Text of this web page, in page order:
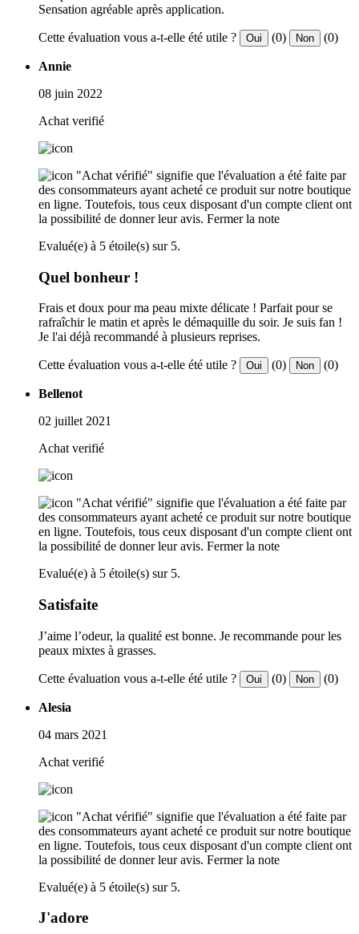
Sensation agréable après application.
Cette évaluation vous a-t-elle été utile ? Oui (0) Non (0)
Annie
08 juin 2022
Achat verifié
"Achat vérifié" signifie que l'évaluation a été faite par
des consommateurs ayant acheté ce produit sur notre boutique
en ligne. Toutefois, tous ceux disposant d'un compte client ont
la possibilité de donner leur avis. Fermer la note
Evalué(e) à 5 étoile(s) sur 5.
Quel bonheur !
Frais et doux pour ma peau mixte délicate ! Parfait pour se
rafraîchir le matin et après le démaquille du soir. Je suis fan !
Je l'ai déjà recommandé à plusieurs reprises.
Cette évaluation vous a-t-elle été utile ? Oui (0) Non (0)
Bellenot
02 juillet 2021
Achat verifié
"Achat vérifié" signifie que l'évaluation a été faite par
des consommateurs ayant acheté ce produit sur notre boutique
en ligne. Toutefois, tous ceux disposant d'un compte client ont
la possibilité de donner leur avis. Fermer la note
Evalué(e) à 5 étoile(s) sur 5.
Satisfaite
J’aime l’odeur, la qualité est bonne. Je recommande pour les
peaux mixtes à grasses.
Cette évaluation vous a-t-elle été utile ? Oui (0) Non (0)
Alesia
04 mars 2021
Achat verifié
"Achat vérifié" signifie que l'évaluation a été faite par
des consommateurs ayant acheté ce produit sur notre boutique
en ligne. Toutefois, tous ceux disposant d'un compte client ont
la possibilité de donner leur avis. Fermer la note
Evalué(e) à 5 étoile(s) sur 5.
J'adore